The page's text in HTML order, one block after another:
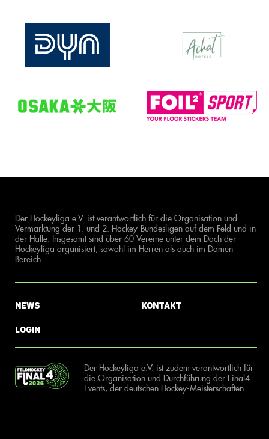
Der Hockeyliga e.V. ist verantwortlich für die Organisation und
Vermarktung der 1. und 2. Hockey-Bundesligen auf dem Feld und in
der Halle. Insgesamt sind über 60 Vereine unter dem Dach der
Hockeyliga organisiert, sowohl im Herren als auch im Damen
Bereich.
News
Login
Kontakt
Der Hockeyliga e.V. ist zudem verantwortlich für
die Organisation und Durchführung der Final4
Events, der deutschen Hockey-Meisterschaften.